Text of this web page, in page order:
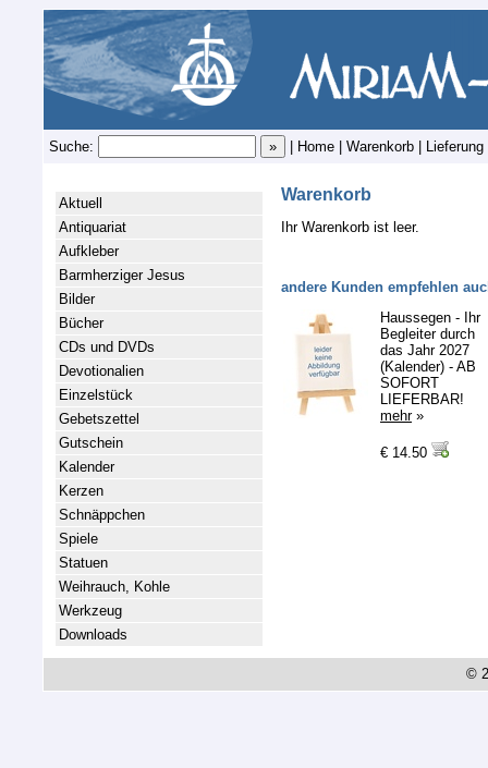
Suche: Home Warenkorb Lieferung
Aktuell
Antiquariat
Aufkleber
Barmherziger Jesus
Bilder
Bücher
CDs und DVDs
Devotionalien
Einzelstück
Gebetszettel
Gutschein
Kalender
Kerzen
Schnäppchen
Spiele
Statuen
Weihrauch, Kohle
Werkzeug
Downloads
Warenkorb
Ihr Warenkorb ist leer.
andere Kunden empfehlen
Haussegen - Ihr
Begleiter durch
das Jahr 2027
(Kalender) - AB
SOFORT
LIEFERBAR!
mehr»
€ 14.50
©